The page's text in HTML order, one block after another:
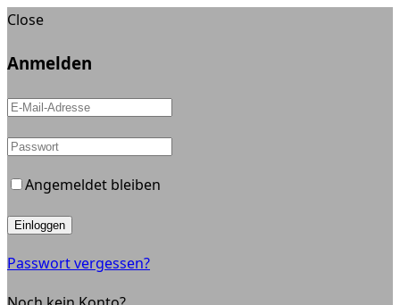
Close
Anmelden
Angemeldet bleiben
Einloggen
Passwort vergessen?